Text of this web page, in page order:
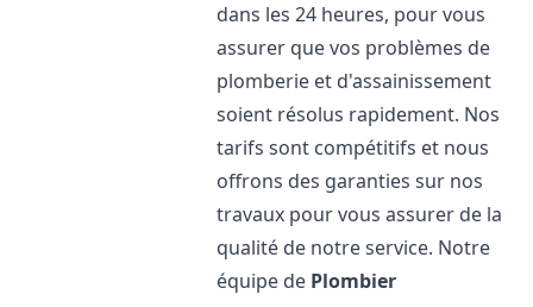
dans les 24 heures, pour vous
assurer que vos problèmes de
plomberie et d'assainissement
soient résolus rapidement. Nos
tarifs sont compétitifs et nous
offrons des garanties sur nos
travaux pour vous assurer de la
qualité de notre service. Notre
équipe de Plombier